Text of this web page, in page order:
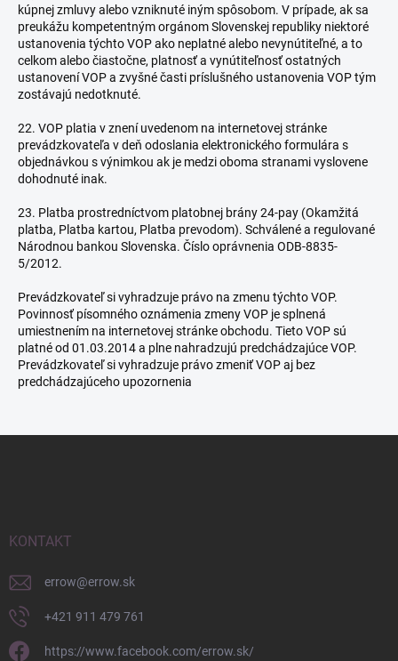
kúpnej zmluvy alebo vzniknuté iným spôsobom. V prípade, ak sa
preukážu kompetentným orgánom Slovenskej republiky niektoré
ustanovenia týchto VOP ako neplatné alebo nevynútiteľné, a to
celkom alebo čiastočne, platnosť a vynútiteľnosť ostatných
ustanovení VOP a zvyšné časti príslušného ustanovenia VOP tým
zostávajú nedotknuté.
22. VOP platia v znení uvedenom na internetovej stránke
prevádzkovateľa v deň odoslania elektronického formulára s
objednávkou s výnimkou ak je medzi oboma stranami vyslovene
dohodnuté inak.
23. Platba prostredníctvom platobnej brány 24-pay (Okamžitá
platba, Platba kartou, Platba prevodom). Schválené a regulované
Národnou bankou Slovenska. Číslo oprávnenia ODB-8835-
5/2012.
Prevádzkovateľ si vyhradzuje právo na zmenu týchto VOP.
Povinnosť písomného oznámenia zmeny VOP je splnená
umiestnením na internetovej stránke obchodu. Tieto VOP sú
platné od 01.03.2014 a plne nahradzujú predchádzajúce VOP.
Prevádzkovateľ si vyhradzuje právo zmeniť VOP aj bez
predchádzajúceho upozornenia
KONTAKT
errow@errow.sk
+421 911 479 761
https://www.facebook.com/errow.sk/